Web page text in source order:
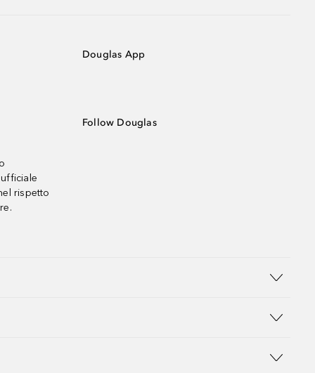
rispetto
Douglas App
Follow Douglas